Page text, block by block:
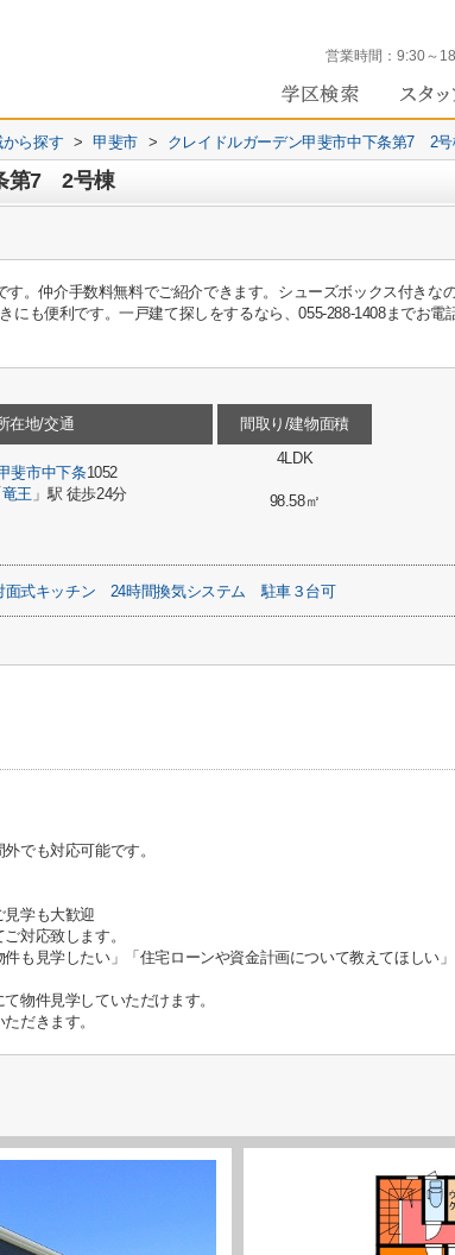
営業時間： 9:30～
から探す > 甲斐市 > クレイドルガーデン甲斐市中下条第7 2号
第7 2号棟
す。仲介手数料無料でご紹介できます。シューズボックス付きな
にも便利です。一戸建て探しをするなら、055-288-1408までお
在地/交通
斐市中下条1052
竜王 」駅 徒歩24分
間取り/建物面積
4LDK
98.58㎡
面式キッチン 24時間換気システム 駐車３台可
でも対応可能です。
学も大歓迎
対応致します。
件も見学したい」「住宅ローンや資金計画について教えてほしい
物件見学していただけます。
だきます。